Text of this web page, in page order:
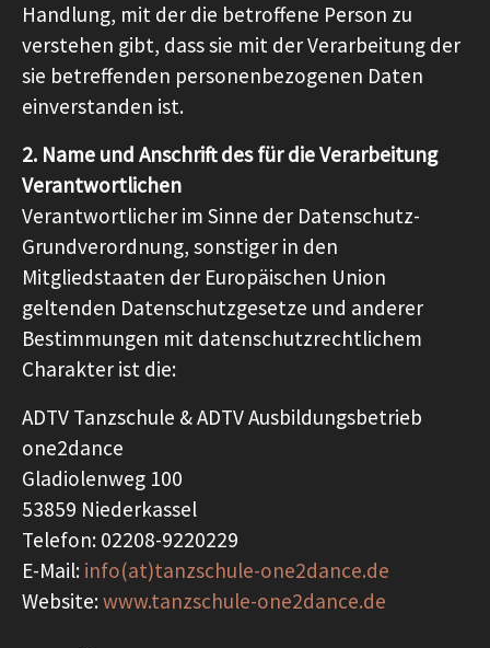
Handlung, mit der die betroffene Person zu
verstehen gibt, dass sie mit der Verarbeitung der
sie betreffenden personenbezogenen Daten
einverstanden ist.
2. Name und Anschrift des für die Verarbeitung
Verantwortlichen
Verantwortlicher im Sinne der Datenschutz-
Grundverordnung, sonstiger in den
Mitgliedstaaten der Europäischen Union
geltenden Datenschutzgesetze und anderer
Bestimmungen mit datenschutzrechtlichem
Charakter ist die:
ADTV Tanzschule & ADTV Ausbildungsbetrieb
one2dance
Gladiolenweg 100
53859 Niederkassel
Telefon: 02208-9220229
E-Mail: info(at)tanzschule-one2dance.de
Website:www.tanzschule-one2dance.de